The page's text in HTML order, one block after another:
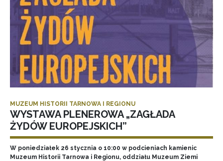
MUZEUM HISTORII TARNOWA I REGIONU
WYSTAWA PLENEROWA „ZAGŁADA
ŻYDÓW EUROPEJSKICH”
W poniedziałek 26 stycznia o 10:00 w podcieniach kamienic
Muzeum Historii Tarnowa i Regionu, oddziału Muzeum Ziemi